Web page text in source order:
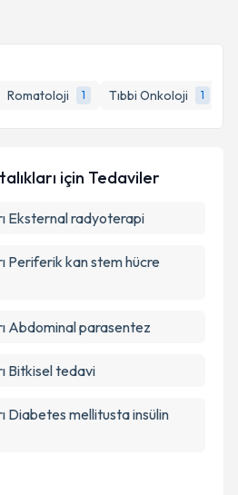
Romatoloji 1 Tıbbi Onkoloji 1
e-posta ile bilgilendireceğiz.
ve kişisel verilerimin belirtilen
Talebini Gönder
için Tedaviler
Eksternal radyoterapi
Periferik kan stem hücre
Abdominal parasentez
Bitkisel tedavi
Diabetes mellitusta insülin